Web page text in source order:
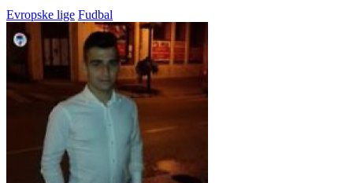
Evropske lige Fudbal